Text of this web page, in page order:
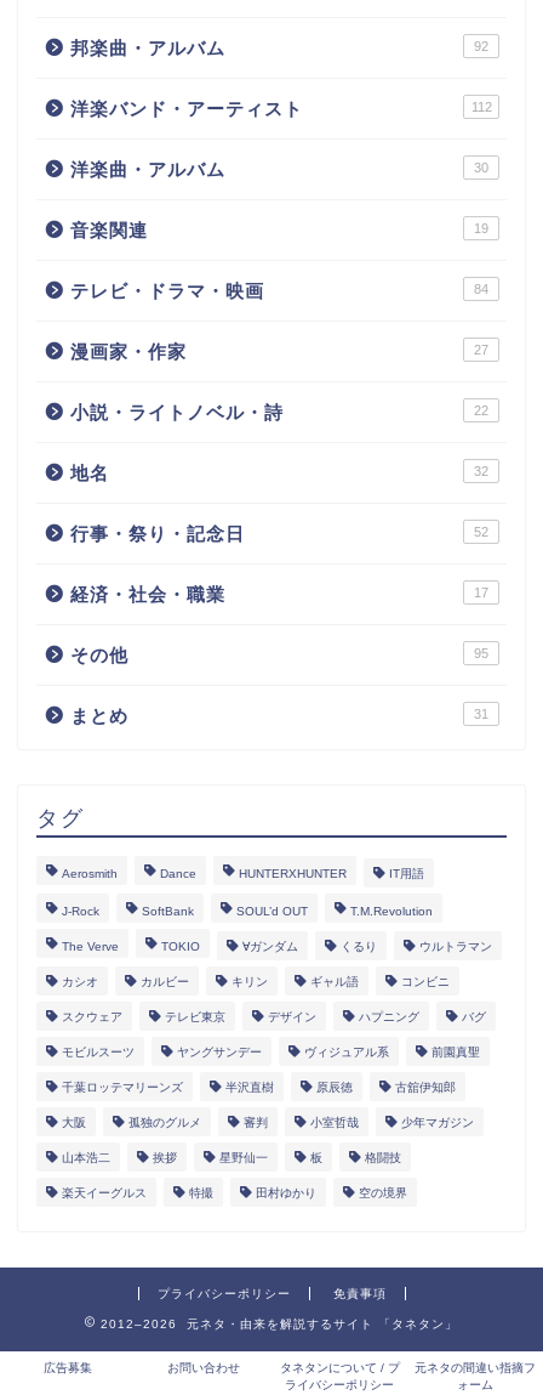
邦楽曲・アルバム 92
洋楽バンド・アーティスト 112
洋楽曲・アルバム 30
音楽関連 19
テレビ・ドラマ・映画 84
漫画家・作家 27
小説・ライトノベル・詩 22
地名 32
行事・祭り・記念日 52
経済・社会・職業 17
その他 95
まとめ 31
タグ
Aerosmith Dance HUNTERXHUNTER IT用語
J-Rock SoftBank SOUL’d OUT T.M.Revolution
The Verve TOKIO ∀ガンダム くるり ウルトラマン
カシオ カルビー キリン ギャル語 コンビニ
スクウェア テレビ東京 デザイン ハプニング バグ
モビルスーツ ヤングサンデー ヴィジュアル系 前園真聖
千葉ロッテマリーンズ 半沢直樹 原辰徳 古舘伊知郎
大阪 孤独のグルメ 審判 小室哲哉 少年マガジン
山本浩二 挨拶 星野仙一 板 格闘技
楽天イーグルス 特撮 田村ゆかり 空の境界
プライバシーポリシー 免責事項
2012–2026 元ネタ・由来を解説するサイト 「タネタン」
広告募集 お問い合わせ
タネタンについて / プ
ライバシーポリシー
元ネタの間違い指摘フ
ォーム